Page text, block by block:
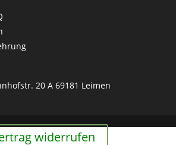
20 A 69181 Leimen
widerrufen